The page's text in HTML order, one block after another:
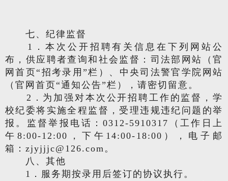
七、纪律监督
1．本次公开招聘有关信息在下列网站公
布，供应聘者查询和社会监督：司法部网站（官
网首页“招考录用”栏）、中央司法警官学院网站
（官网首页“通知公告”栏），请密切留意。
2．为加强对本次公开招聘工作的监督，学
校纪委将实施全程监督，受理违规违纪问题的举
报。监督举报电话：0312-5910317（工作日上
午8:00-12:00，下午14:00-18:00），电子邮
箱：zjyjjjc@126.com。
八、其他
1．服务期按录用后签订的协议执行。